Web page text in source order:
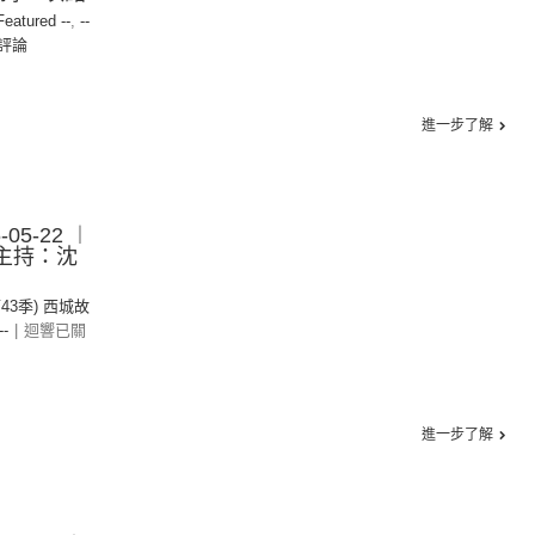
--, --
論
進一步了解
22 ︱
持：沈
季) 西城故
迴響已關
進一步了解